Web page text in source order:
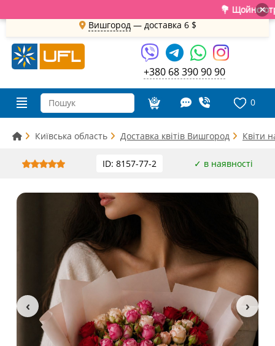
💐 Щойно ×
Вишгород — доставка 6 $
+380 68 390 90 90
0
Київська область Доставка квітів Вишгород Квіти
ID: 8157-77-2 ✓ в наявності